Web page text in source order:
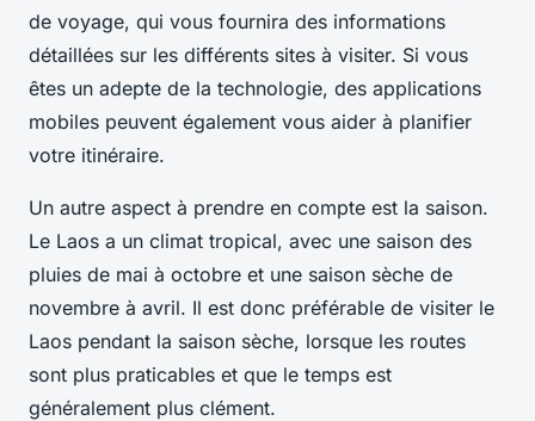
de voyage, qui vous fournira des informations
détaillées sur les différents sites à visiter. Si vous
êtes un adepte de la technologie, des applications
mobiles peuvent également vous aider à planifier
votre itinéraire.
Un autre aspect à prendre en compte est la saison.
Le Laos a un climat tropical, avec une saison des
pluies de mai à octobre et une saison sèche de
novembre à avril. Il est donc préférable de visiter le
Laos pendant la saison sèche, lorsque les routes
sont plus praticables et que le temps est
généralement plus clément.